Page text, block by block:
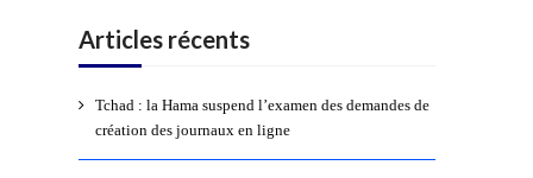
Articles récents
Tchad : la Hama suspend l’examen des demandes de
création des journaux en ligne